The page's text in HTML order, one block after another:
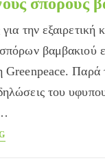
Βιετνάμ
την εξαιρετική
βαμβακιού
Παρά
του